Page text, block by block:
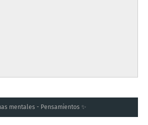
mentales - Pensamientos ✨